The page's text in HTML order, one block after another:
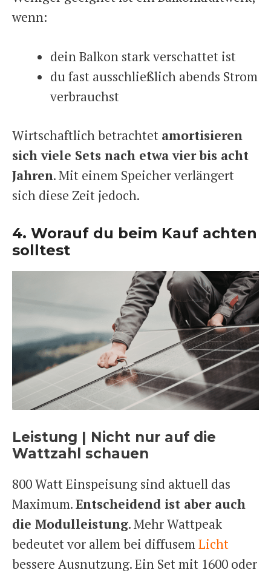
wenn:
dein Balkon stark verschattet ist
du fast ausschließlich abends Strom
verbrauchst
Wirtschaftlich betrachtet amortisieren
sich viele Sets nach etwa vier bis acht
Jahren. Mit einem Speicher verlängert
sich diese Zeit jedoch.
4. Worauf du beim Kauf achten
solltest
Leistung | Nicht nur auf die
Wattzahl schauen
800 Watt Einspeisung sind aktuell das
Maximum.Entscheidend ist aber auch
die Modulleistung. Mehr Wattpeak
bedeutet vor allem bei diffusemLicht
bessere Ausnutzung. Ein Set mit 1600 oder